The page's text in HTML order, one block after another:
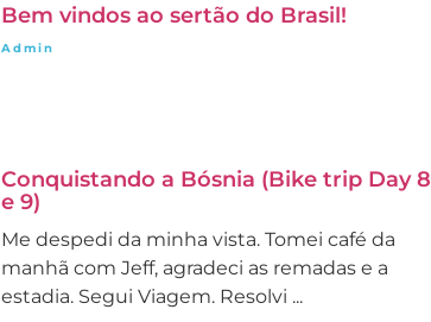
Bem vindos ao sertão do Brasil!
Admin
Conquistando a Bósnia (Bike trip Day 8
e 9)
Me despedi da minha vista. Tomei café da
manhã com Jeff, agradeci as remadas e a
estadia. Segui Viagem. Resolvi ...